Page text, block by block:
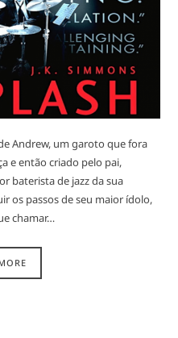
Andrew, um garoto que fora
e então criado pelo pai,
baterista de jazz da sua
os passos de seu maior ídolo,
chamar…